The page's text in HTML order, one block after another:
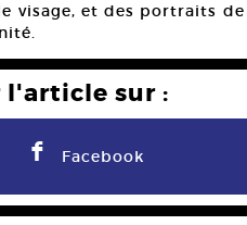
visage, et des portraits
l'article sur :
F Facebook